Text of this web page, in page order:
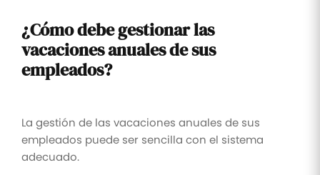
¿Cómo debe gestionar las
vacaciones anuales de sus
empleados?
La gestión de las vacaciones anuales de sus
empleados puede ser sencilla con el sistema
adecuado.